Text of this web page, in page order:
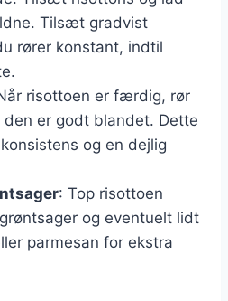
Tilsæt gradvist
rører konstant, indtil
risottoen er færdig, rør
er godt blandet. Dette
og en dejlig
: Top risottoen
og eventuelt lidt
parmesan for ekstra